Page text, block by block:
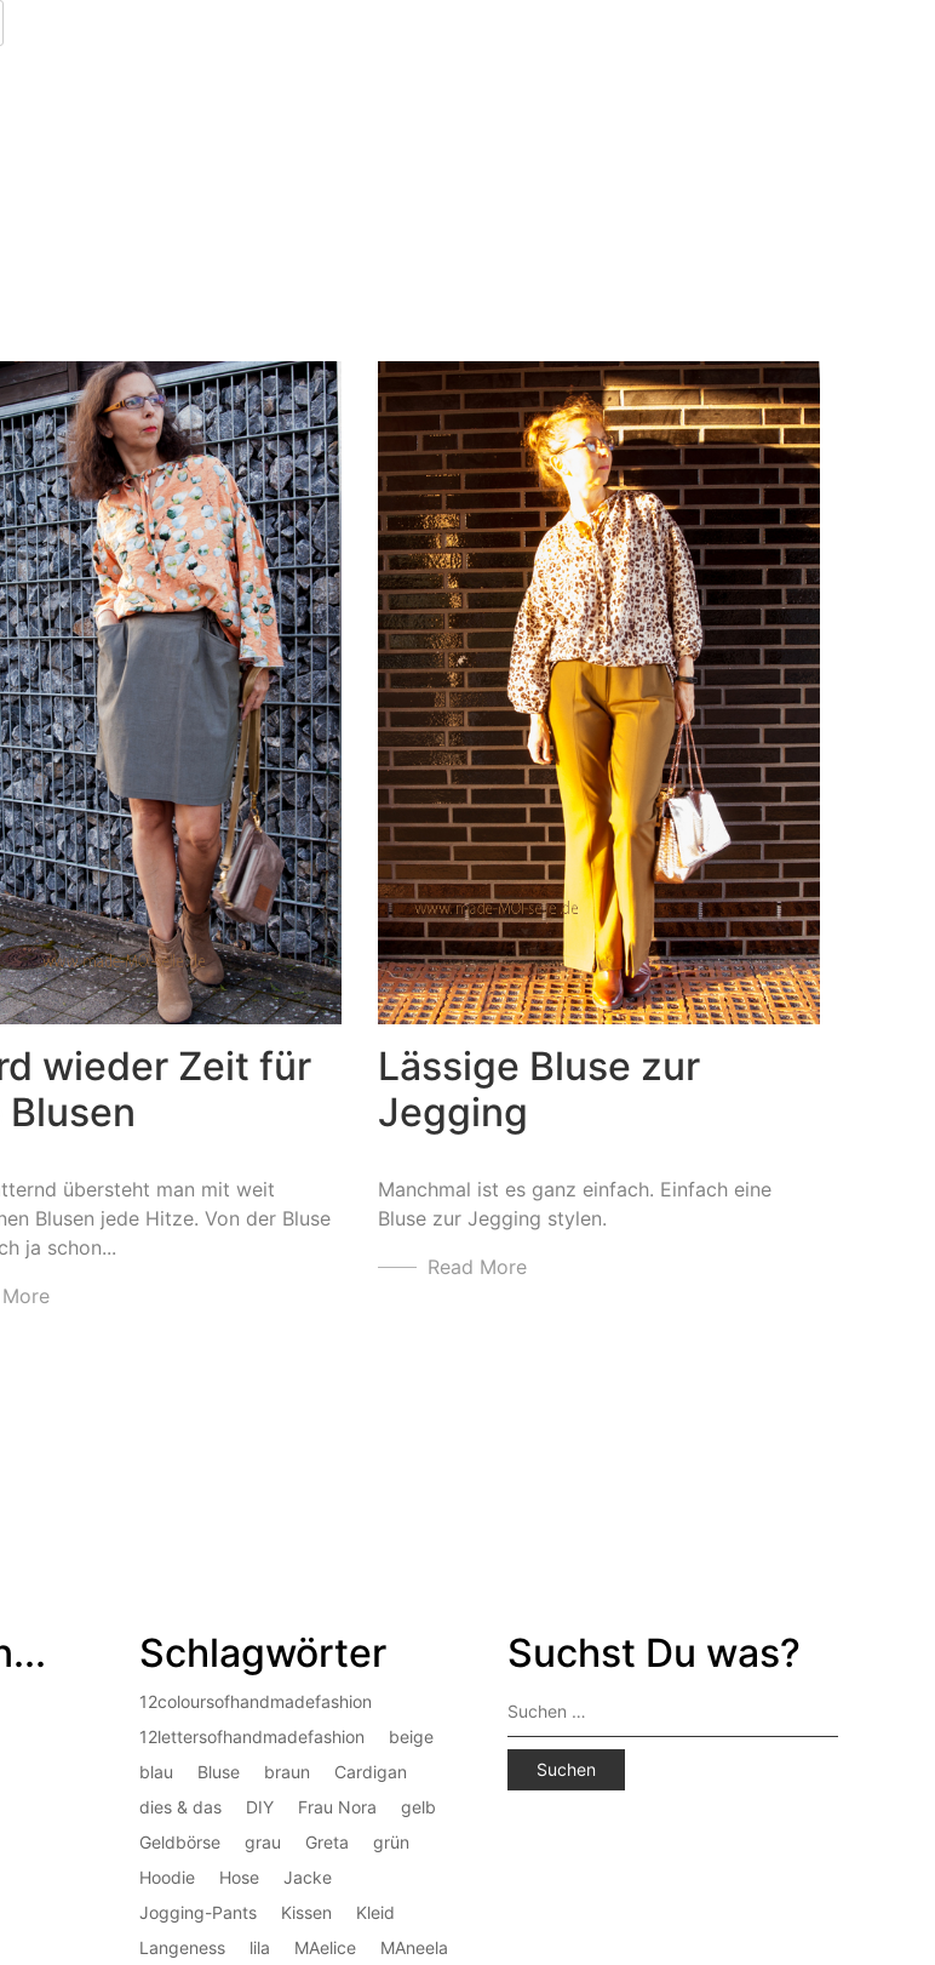
wieder Zeit für
übersteht man mit weit
Blusen jede Hitze. Von der Bluse
ja schon...
Lässige Bluse zur
Jegging
Manchmal ist es ganz einfach. Einfach eine
Bluse zur Jegging stylen.
Read More
Schlagwörter
12coloursofhandmadefashion
12lettersofhandmadefashion
beige
blau
Bluse braun
Cardigan
dies & das
DIY Frau Nora
gelb
Geldbörse
grau Greta
grün
Hoodie
Hose
Jacke
Jogging-Pants
Kissen
Kleid
Langeness
lila MAelice MAneela
Suchst Du was?
Suchen